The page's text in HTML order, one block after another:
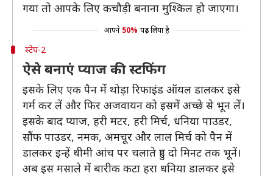
गया तो आपके लिए कचौड़ी बनाना मुश्किल हो जाएगा।
आपने 50% पढ़ लिया है
स्टेप-2
ऐसे बनाएं प्याज की स्टफिंग
इसके लिए एक पैन में थोड़ा रिफाइंड ऑयल डालकर इसे
गर्म कर लें और फिर अजवायन को इसमें अच्छे से भून लें।
इसके बाद प्याज, हरी मटर, हरी मिर्च, धनिया पाउडर,
सौंफ पाउडर, नमक, अमचूर और लाल मिर्च को पैन में
डालकर इन्हें धीमी आंच पर चलाते हुए दो मिनट तक भूनें।
अब इस मसाले में बारीक कटा हरा धनिया डालकर इसे